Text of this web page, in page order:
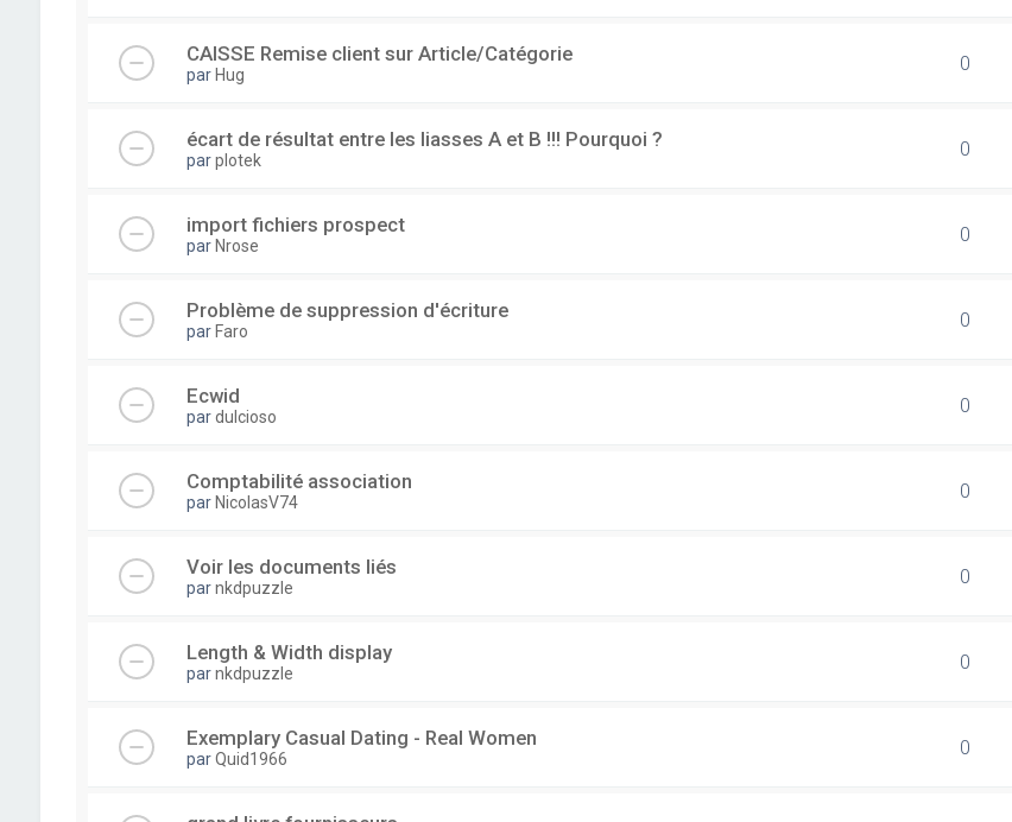
CAISSE Remise client sur Article/Catégorie
par Hug 0
écart de résultat entre les liasses A et B !!! Pourquoi ?
parplotek 0
import fichiers prospect
par Nrose 0
Problème de suppression d'écriture
par Faro 0
Ecwid
pardulcioso 0
Comptabilité association
par NicolasV74 0
Voir les documents liés
parnkdpuzzle 0
Length & Width display
parnkdpuzzle 0
Exemplary Сasual Dating - Real Women
parQuid1966 0